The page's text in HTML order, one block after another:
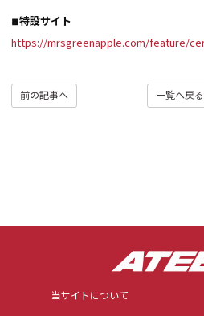
◾︎特設サイト
https://mrsgreenapple.com/feature/
一覧へ戻る
前の記事へ
当サイトについて